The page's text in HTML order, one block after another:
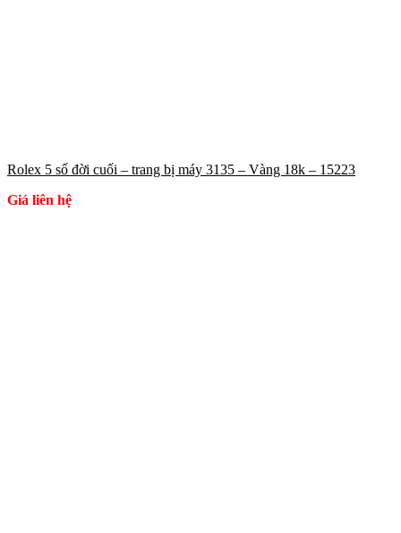
Rolex 5 số đời cuối – trang bị máy 3135 – Vàng 18k – 15223
Giá liên hệ